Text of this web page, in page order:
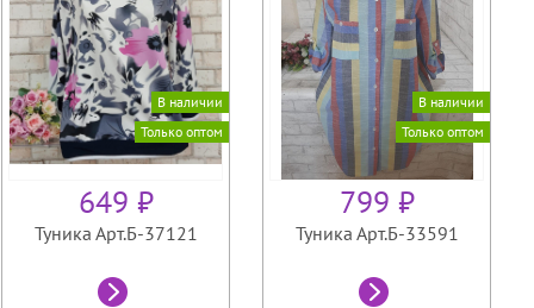
В наличии
Только оптом
649 ₽
Туника Арт.Б-37121
В наличии
Только оптом
799 ₽
Туника Арт.Б-33591